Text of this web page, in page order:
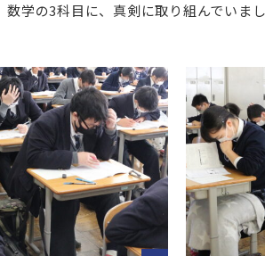
数学の3科目に、真剣に取り組んでいまし